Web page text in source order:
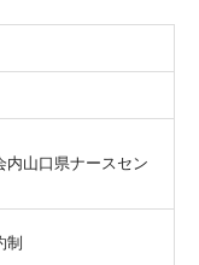
内山口県ナースセン
制